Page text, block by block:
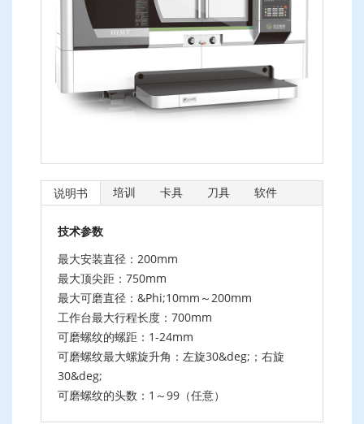
说明书 培训 卡具 刀具 软件
技术参数
最大安装直径：200mm
最大顶尖距：750mm
最大可磨直径：&Phi;10mm～200mm
工作台最大行程长度：700mm
可磨螺纹的螺距：1-24mm
可磨螺纹最大螺旋升角：左旋30&deg;；右旋
30&deg;
可磨螺纹的头数：1～99（任意）